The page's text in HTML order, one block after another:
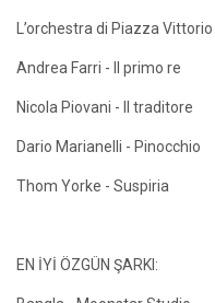
L’orchestra di Piazza
Andrea Farri - Il primo re
Nicola Piovani - Il traditore
Dario Marianelli - Pinocchio
Thom Yorke - Suspiria
EN İYİ ÖZGÜN ŞARKI: